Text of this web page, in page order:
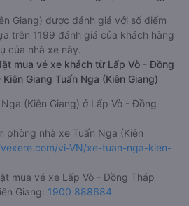
Giang) được đánh giá với số điểm
trên 1199 đánh giá của khách hàng
của nhà xe này.
mua vé xe khách từ Lấp Vò - Đồng
Giang Tuấn Nga (Kiên Giang)
(Kiên Giang) ở Lấp Vò - Đồng
phòng nhà xe Tuấn Nga (Kiên
vi-VN/xe-tuan-nga-kien-
mua vé xe Lấp Vò - Đồng Tháp
Giang: 1900 888684